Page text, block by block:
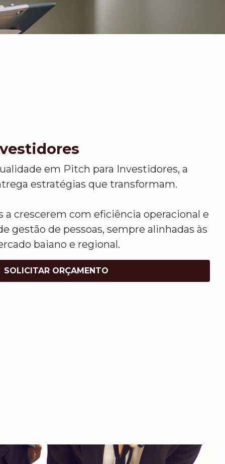
em Pitch para Investidores, a
estratégias que transformam.
a crescerem com eficiência operacional e
gestão de pessoas, sempre alinhadas às
baiano e regional.
SOLICITAR ORÇAMENTO